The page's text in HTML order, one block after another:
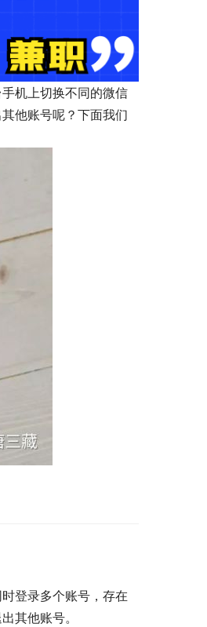
机上切换不同的微信
他账号呢？下面我们
登录多个账号，存在
其他账号。